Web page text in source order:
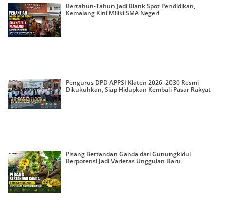
Bertahun-Tahun Jadi Blank Spot Pendidikan,
Kemalang Kini Miliki SMA Negeri
Pengurus DPD APPSI Klaten 2026–2030 Resmi
Dikukuhkan, Siap Hidupkan Kembali Pasar Rakyat
Pisang Bertandan Ganda dari Gunungkidul
Berpotensi Jadi Varietas Unggulan Baru